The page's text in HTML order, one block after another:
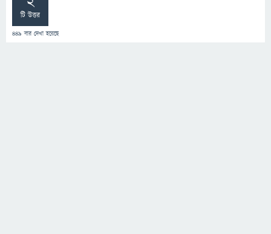
টি উত্তর
449 বার দেখা হয়েছে